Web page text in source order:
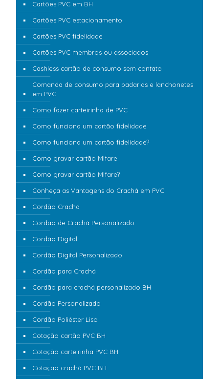
Cartões PVC em BH
Cartões PVC estacionamento
Cartões PVC fidelidade
Cartões PVC membros ou associados
Cashless cartão de consumo sem contato
Comanda de consumo para padarias e lanchonetes
em PVC
Como fazer carteirinha de PVC
Como funciona um cartão fidelidade
Como funciona um cartão fidelidade?
Como gravar cartão Mifare
Como gravar cartão Mifare?
Conheça as Vantagens do Crachá em PVC
Cordão Crachá
Cordão de Crachá Personalizado
Cordão Digital
Cordão Digital Personalizado
Cordão para Crachá
Cordão para crachá personalizado BH
Cordão Personalizado
Cordão Poliéster Liso
Cotação cartão PVC BH
Cotação carteirinha PVC BH
Cotação crachá PVC BH